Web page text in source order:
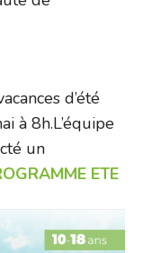
d’été
à 8h.L’équipe
un
ETE